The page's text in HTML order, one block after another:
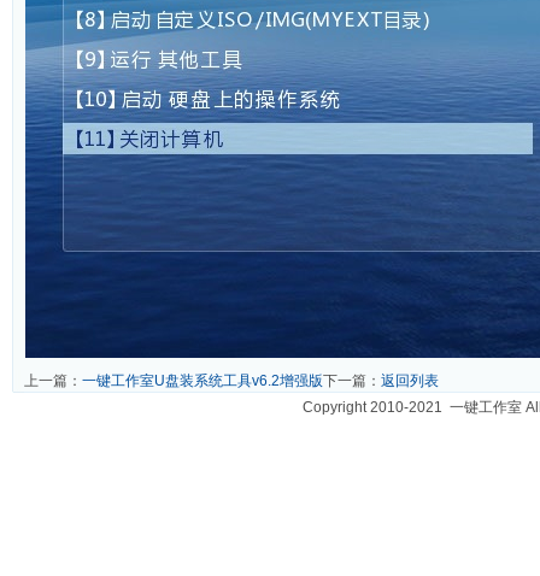
上一篇： 一键工作室U盘装系统工具v6.2增强版下一篇： 返回列表
Copyright 2010-2021 一键工作室